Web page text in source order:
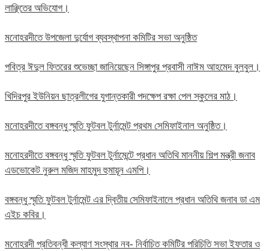
লাঞ্ছিতের অভিযোগ।
মনোহরদীতে উপজেলা দুর্যোগ ব্যবস্থাপনা কমিটির সভা অনুষ্ঠিত
পবিত্র ঈদুল ফিতরের শুভেচ্ছা জানিয়েছেন সিঙ্গাপুর প্রবাসী নাঈম আহমেদ বুলবুল।
খিদিরপুর ইউনিয়ন ছাত্রলীগের যুগান্তকারী পদক্ষেপ রক্ষা পেল স্কুলের মাঠ।
মনোহরদীতে বঙ্গবন্ধু স্মৃতি ফুটবল টুর্নামেন্ট প্রথম সেমিফাইনাল অনুষ্ঠিত।
মনোহরদীতে বঙ্গবন্ধু স্মৃতি ফুটবল টুর্নামেন্টে প্রধান অতিথি মাননীয় শিল্প মন্ত্রী জনাব
এডভোকেট নুরুল মজিদ মাহমুদ হুমায়ূন এমপি।
বঙ্গবন্ধু স্মৃতি ফুটবল টুর্নামেন্ট এর দ্বিতীয় সেমিফাইনালে প্রধান অতিথি জনাব ডা এম
এইচ কবির।
মনোহরদী প্রতিবন্ধী কল্যাণ সংস্থার নব- নির্বাচিত কমিটির পরিচিতি সভা ইফতার ও